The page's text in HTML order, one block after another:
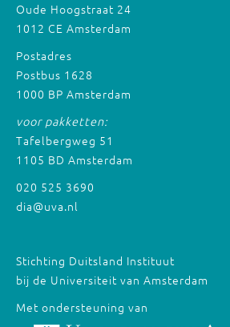
Oude Hoogstraat 24
1012 CE Amsterdam
Postadres
Postbus 1628
1000 BP Amsterdam
voor pakketten:
Tafelbergweg 51
1105 BD Amsterdam
020 525 3690
dia@uva.nl
Stichting Duitsland Instituut
bij de Universiteit van Amsterdam
Met ondersteuning van